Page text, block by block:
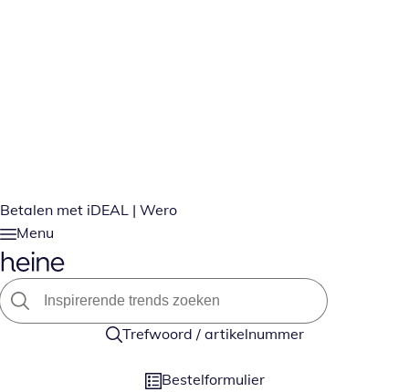
Betalen met iDEAL | Wero
Menu
Trefwoord / artikelnummer
Bestelformulier